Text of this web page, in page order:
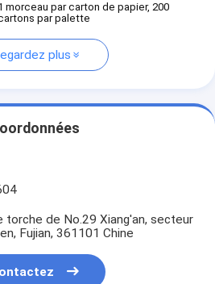
morceau par carton de papier, 200
par palette
plus
torche de No.29 Xiang'an, secteur
Fujian, 361101 Chine